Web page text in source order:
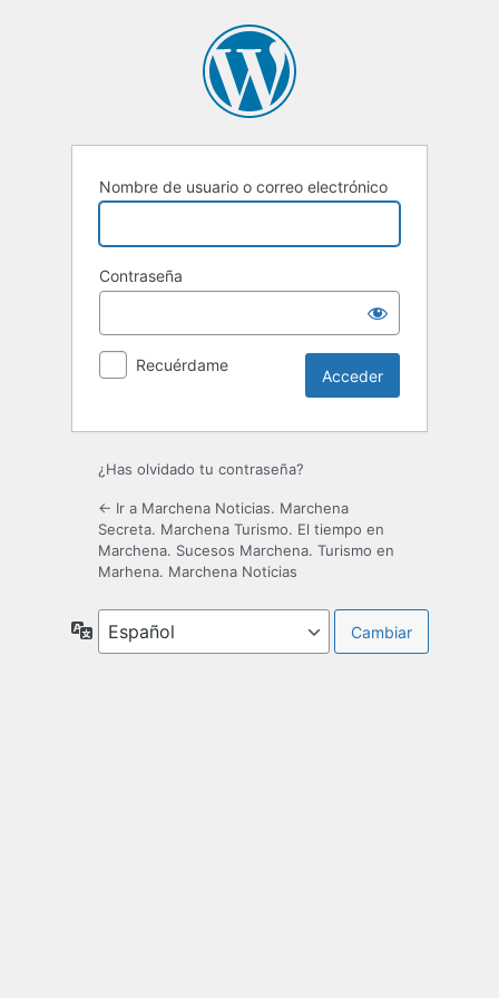
Nombre de usuario o correo electrónico
Contraseña
Recuérdame
¿Has olvidado tu contraseña?
← Ir a Marchena Noticias. Marchena
Secreta. Marchena Turismo. El tiempo en
Marchena. Sucesos Marchena. Turismo en
Marhena. Marchena Noticias
Idioma